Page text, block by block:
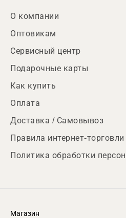
О компании
Оптовикам
Сервисный центр
Подарочные карты
Как купить
Оплата
Доставка / Самовывоз
Правила интернет-торговли
Политика обработки
Магазин